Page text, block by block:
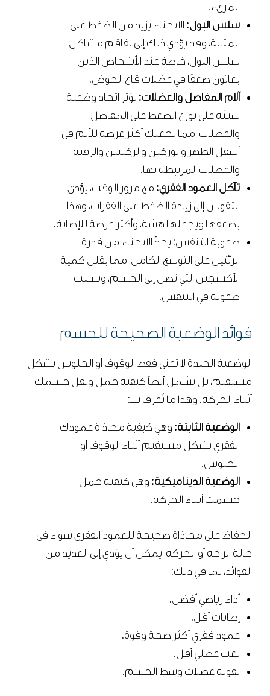
المريء.
سلس البول: الانحناء يزيد من الضغط على
المثانة، وقد يؤدي ذلك إلى تفاقم مشاكل
سلس البول، خاصة عند الأشخاص الذين
يعانون ضعفًا في عضلات قاع الحوض.
آلام المفاصل والعضلات: يؤثر اتخاذ وضعية
سيئة على توزع الضغط على المفاصل
والعضلات، مما يجعلك أكثر عرضة للألم في
أسفل الظهر والوركين والركبتين والرقبة
والعضلات المرتبطة بها.
تآكل العمود الفقري: مع مرور الوقت، يؤدي
التقوس إلى زيادة الضغط على الفقرات، وهذا
يضعفها ويجعلها هشة، وأكثر عرضة للإصابة.
صعوبة التنفس: يحدّ الانحناء من قدرة
الرئتين على التوسع الكامل، مما يقلل كمية
الأكسجين التي تصل إلى الجسم، ويسبب
صعوبة في التنفس.
فوائد الوضعية الصحيحة للجسم
الوضعية الجيدة لا تعني فقط الوقوف أو الجلوس بشكل
مستقيم، بل تشمل أيضاً كيفية حمل ونقل جسمك
أثناء الحركة. وهذا ما يُعرف بــــ:
الوضعية الثابتة: وهي كيفية محاذاة عمودك
الفقري بشكل مستقيم أثناء الوقوف أو
الجلوس.
الوضعية الديناميكية: وهي كيفية حمل
جسمك أثناء الحركة.
الحفاظ على محاذاة صحيحة للعمود الفقري سواء في
حالة الراحة أو الحركة، يمكن أن يؤدي إلى العديد من
الفوائد، بما في ذلك:
أداء رياضي أفضل.
إصابات أقل.
عمود فقري أكثر صحة وقوة.
تعب عضلي أقل.
تقوية عضلات وسط الجسم.